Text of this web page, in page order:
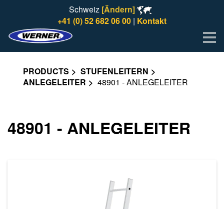
Schweiz [Ändern]
+41 (0) 52 682 06 00 | Kontakt
PRODUCTS
STUFENLEITERN
ANLEGELEITER
48901 - ANLEGELEITER
48901 - ANLEGELEITER